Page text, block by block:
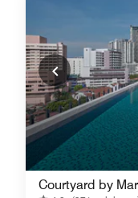
Courtyard by